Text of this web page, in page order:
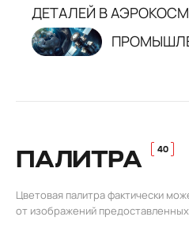
ДЕТАЛЕЙ В
ПАЛИТРА
Цветовая палитра фактически
от изображений